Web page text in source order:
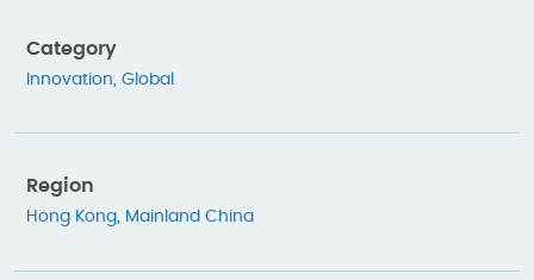
Category
Innovation Global
Region
Hong Kong, Mainland China